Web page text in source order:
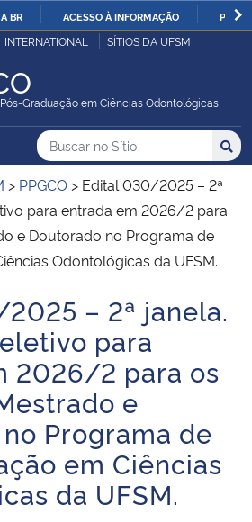
IR
BR ACESSO À INFORMAÇÃO
Pública
e Abastecimento
INTERNATIONAL SÍTIOS DA UFSM
Graduação em Ciências Odontológicas
do Sítio
Busca
Buscar no no Sítio
Busca:
> PPGCO > Edital 030/2025 – 2ª
para entrada em 2026/2 para
e Doutorado no Programa de
Odontológicas da UFSM.
– 2ª janela.
para
2026/2 para os
e
Programa de
em Ciências
da UFSM.